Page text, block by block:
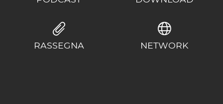
RASSEGNA NETWORK